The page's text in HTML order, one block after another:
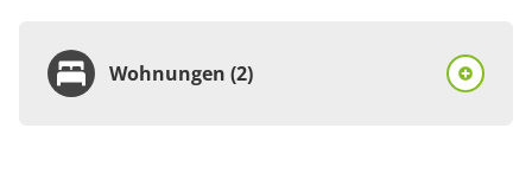
Wohnungen (2)